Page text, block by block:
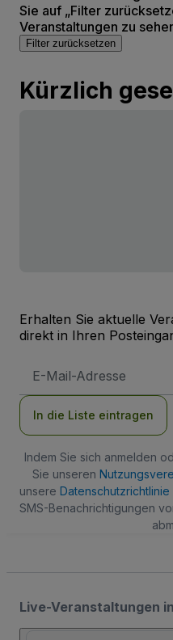
Sie auf „Filter
Veranstaltungen zu
Filter zurücksetzen
Kürzlich
Erhalten Sie aktuelle
direkt in Ihren
Mail-
In die Liste eintragen
Indem Sie sich anmelden
Sie unseren
unsere Datenschutzrichtlinie
SMS-Benachrichtigungen
Live-Veranstaltungen